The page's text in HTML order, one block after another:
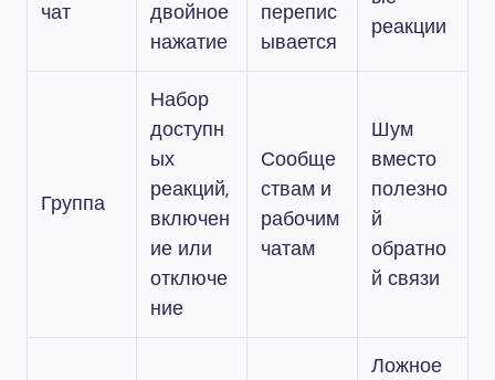
чат
двойное
нажатие
перепис
ывается
реакции
Группа
Набор
доступн
ых
реакций,
включен
ие или
отключе
ние
Сообще
ствам и
рабочим
чатам
Шум
вместо
полезно
й
обратно
й связи
Ложное